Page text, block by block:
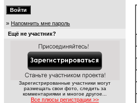
» Напомнить мне пароль
Ещё не участник?
Зарегистрированные участники могут
размещать свои фото, следить за
комментариями и многое другое...
Все плюсы регистрации >>